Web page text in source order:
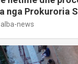
nga Prokuroria
alba-news